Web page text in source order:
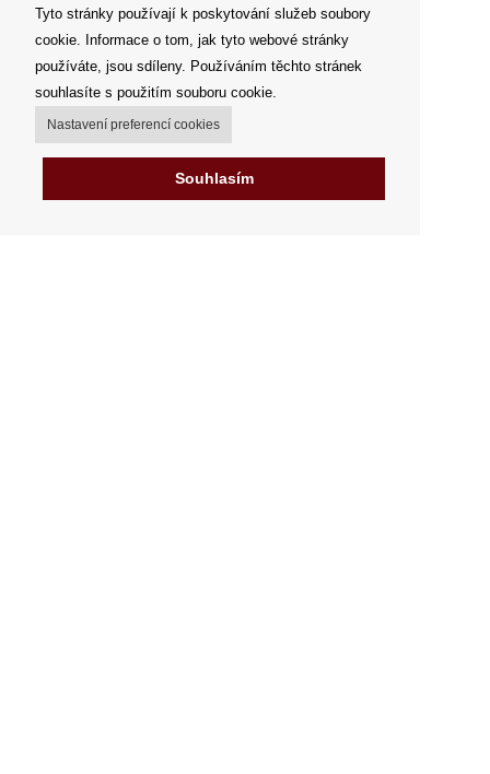
Tyto stránky používají k poskytování služeb soubory
cookie. Informace o tom, jak tyto webové stránky
používáte, jsou sdíleny. Používáním těchto stránek
souhlasíte s použitím souboru cookie.
Nastavení preferencí cookies
Souhlasím